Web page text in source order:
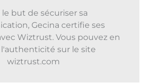
le but de sécuriser sa
Gecina certifie ses
Wiztrust. Vous pouvez en
sur le site
wiztrust.com